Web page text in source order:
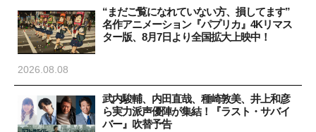
“まだご覧になれていない方、損してます”
名作アニメーション『パプリカ』4Kリマス
ター版、8月7日より全国拡大上映中！
2026.08.08
武内駿輔、内田直哉、種崎敦美、井上和彦
ら実力派声優陣が集結！『ラスト・サバイ
バー』吹替予告